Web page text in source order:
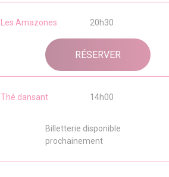
Les Amazones 20h30
RÉSERVER
Thé dansant 14h00
Billetterie disponible
prochainement